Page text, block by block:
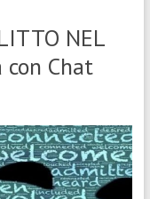
NEL
con Chat